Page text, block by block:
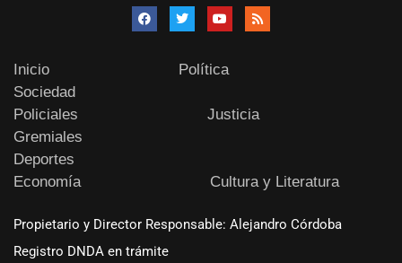
Inicio
Política
Sociedad
Policiales
Justicia
Gremiales
Deportes
Economía
Cultura y Literatura
Propietario y Director Responsable: Alejandro Córdoba
Registro DNDA en trámite